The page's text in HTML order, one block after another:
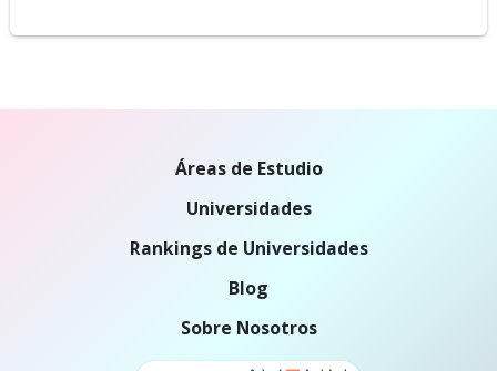
Áreas de Estudio
Universidades
Rankings de Universidades
Blog
Sobre Nosotros